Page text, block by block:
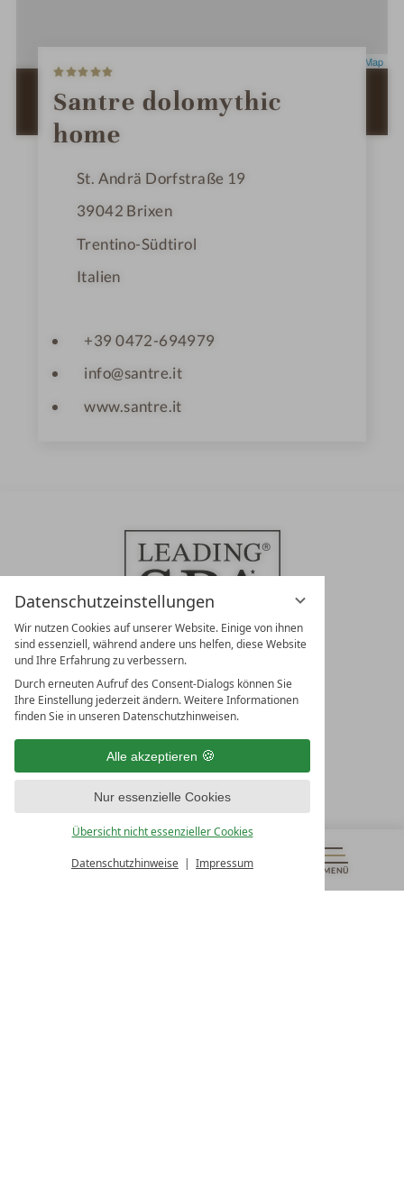
Datenschutzeinstellungen
Wir nutzen Cookies auf unserer Website. Einige von ihnen
sind essenziell, während andere uns helfen, diese Website
und Ihre Erfahrung zu verbessern.
Durch erneuten Aufruf des Consent-Dialogs können Sie
Ihre Einstellung jederzeit ändern. Weitere Informationen
finden Sie in unseren Datenschutzhinweisen.
Alle akzeptieren
Nur essenzielle Cookies
Übersicht nicht essenzieller Cookies
Datenschutzhinweise Impressum
MENÜ
GUTSCHEINE & MEHR ALLE RESORTS
OpenStreetMap
ZUR ROUTENPLANUNG MIT GOOGLE
MAPS
t
e
r
n
Santre dolomythic
home
St. Andrä Dorfstraße 19
39042 Brixen
Trentino-Südtirol
Italien
+39 0472-694979
info@santre.it
www.santre.it
LEADING SPA RESORTS
10. Oktober Str. 17/Top 1
Österreich
T +43 4242 22077
UNSERE ÖFFNUNGSZEITEN